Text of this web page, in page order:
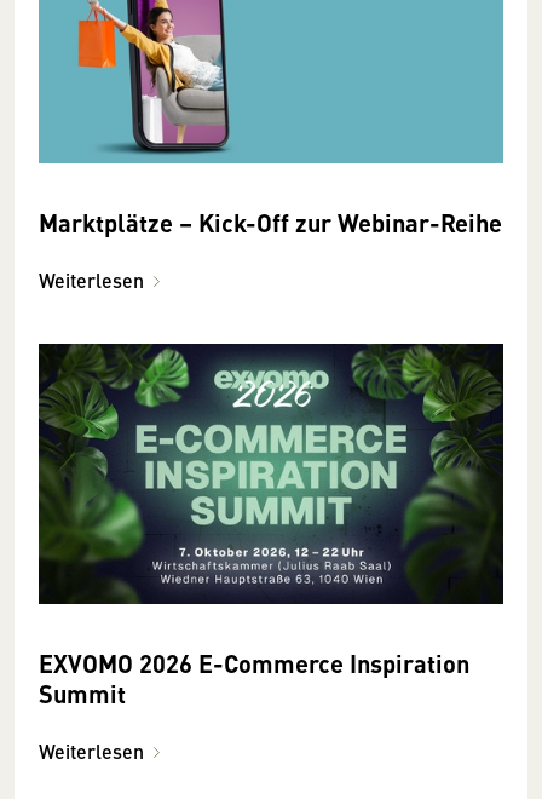
Marktplätze – Kick-Off zur Webinar-Reihe
Weiterlesen
EXVOMO 2026 E-Commerce Inspiration
Summit
Weiterlesen